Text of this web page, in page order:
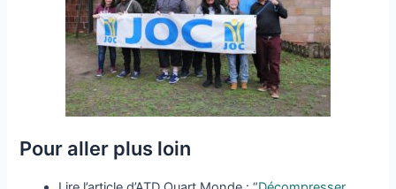
Pour aller plus loin